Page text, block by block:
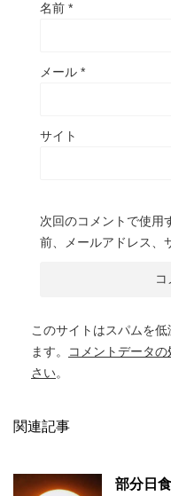
名前 *
メール *
サイト
次回のコメントで使用
前、メールアドレス、
このサイトはスパムを
ます。
コメントデータ
さい。
関連記事
部分日